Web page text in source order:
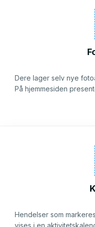
Dere lager selv nye
På hjemmesiden
Hendelser som